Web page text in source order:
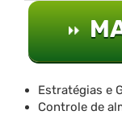
Estratégias e
Controle de